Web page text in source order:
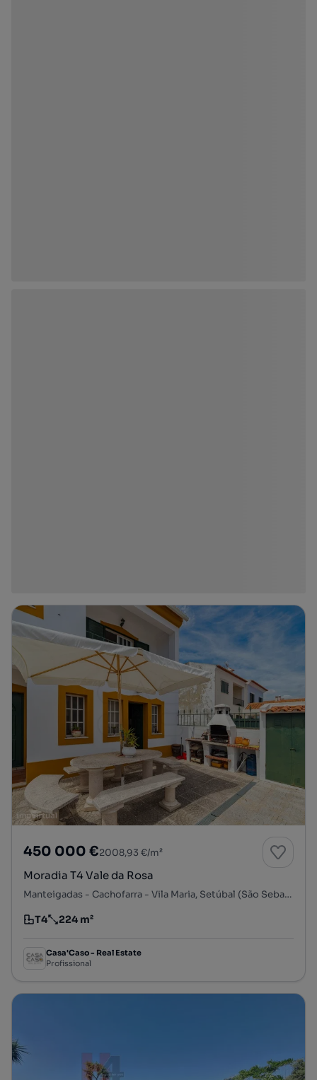
450 000 €2008,93 €/m²
Moradia T4 Vale da Rosa
Manteigadas - Cachofarra - Vila Maria, Setúbal (São Sebastião), Setúbal, Setúbal
Tipologia
T4
Preço por metro quadrado
224 m²
Casa'Caso - Real Estate
Profissional